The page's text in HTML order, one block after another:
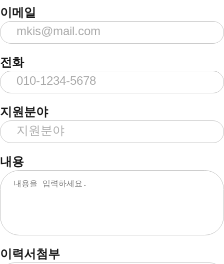
이메일
전화
지원분야
내용
이력서첨부